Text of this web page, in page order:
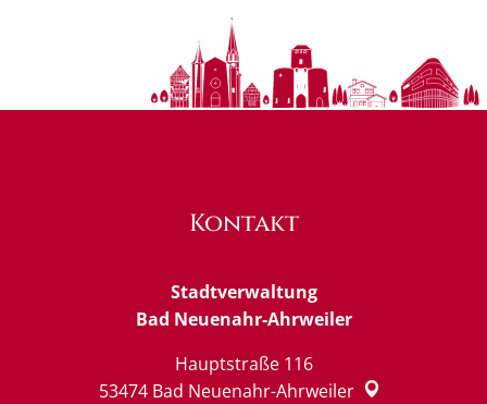
Kontakt
Stadtverwaltung
Bad Neuenahr-Ahrweiler
Hauptstraße 116
53474 Bad Neuenahr-Ahrweiler